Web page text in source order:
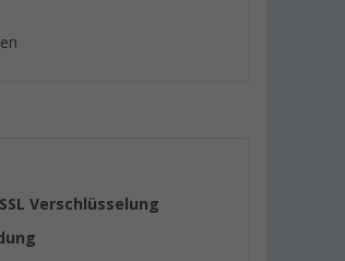
Verschlüsselung
€
€